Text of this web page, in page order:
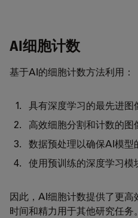
AI细胞计数
基于AI的细胞计数方法利用：
具有深度学习的最先进图
高效细胞分割和计数的图
数据预处理以确保AI模型
使用预训练的深度学习模
因此，AI细胞计数提供了更
时间和精力用于其他研究任